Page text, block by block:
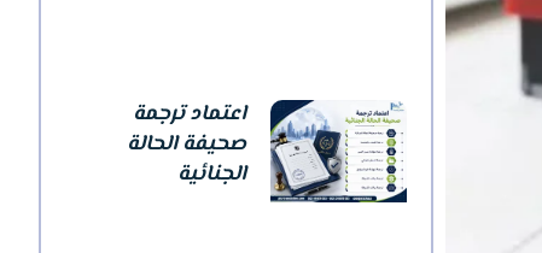
اعتماد ترجمة
صحيفة الحالة
الجنائية